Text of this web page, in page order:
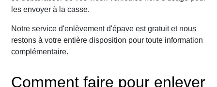
les envoyer à la casse.
Notre service d'enlèvement d'épave est gratuit et nous
restons à votre entière disposition pour toute information
complémentaire.
Comment faire pour enlever